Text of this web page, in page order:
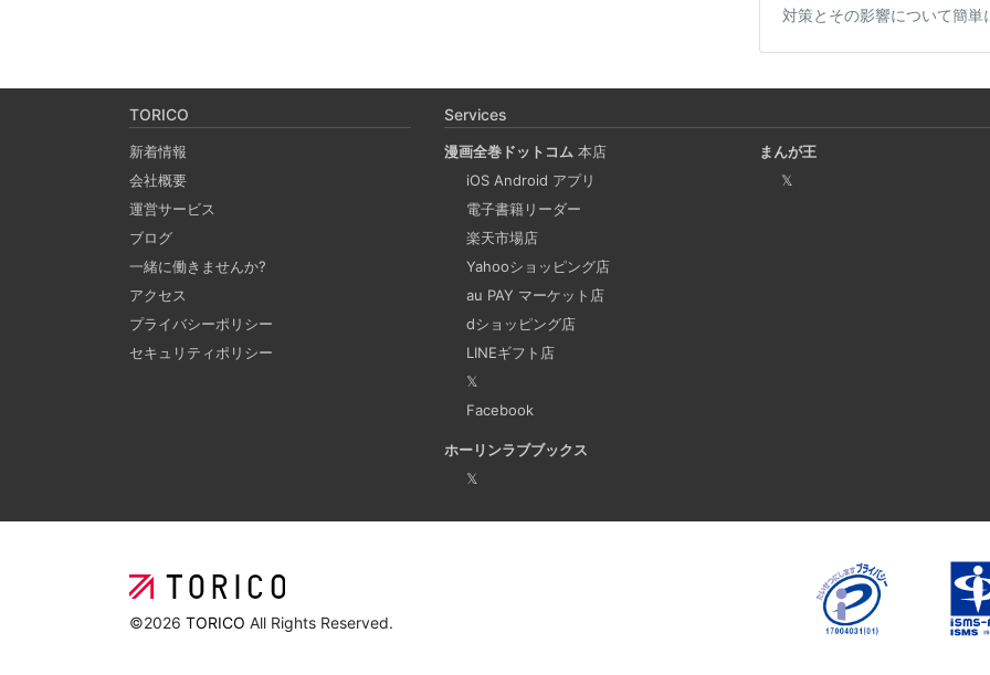
対策とその影響について簡単
Coima + Rosetta 2 で、
ージをビルドする
2025-03-24
ビジネスワークに便利
2025-03-18
Laravelを使って簡単に
Python（Django）＋React
TORICO
新着情報
会社概要
運営サービス
ブログ
一緒に働きませんか?
アクセス
プライバシーポリシー
セキュリティポリシー
Services
漫画全巻ドットコム 本店
iOS Android アプリ
電子書籍リーダー
楽天市場店
Yahooショッピング店
au PAY マーケット店
dショッピング店
LINEギフト店
𝕏
Facebook
ホーリンラブブックス
𝕏
まんが王
𝕏
©2026 TORICO All Rights Reserved.